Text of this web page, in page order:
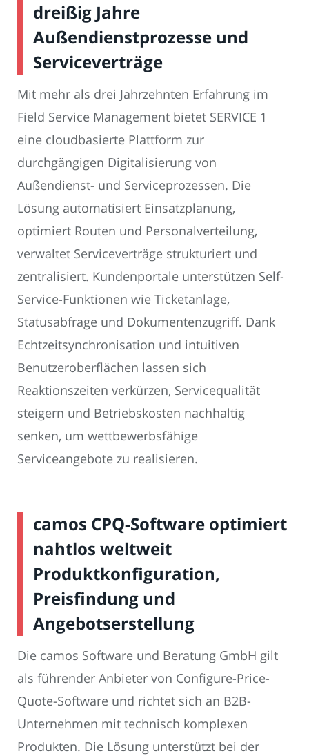
dreißig Jahre
Außendienstprozesse und
Serviceverträge
Mit mehr als drei Jahrzehnten Erfahrung im
Field Service Management bietet SERVICE 1
eine cloudbasierte Plattform zur
durchgängigen Digitalisierung von
Außendienst- und Serviceprozessen. Die
Lösung automatisiert Einsatzplanung,
optimiert Routen und Personalverteilung,
verwaltet Serviceverträge strukturiert und
zentralisiert. Kundenportale unterstützen Self-
Service-Funktionen wie Ticketanlage,
Statusabfrage und Dokumentenzugriff. Dank
Echtzeitsynchronisation und intuitiven
Benutzeroberflächen lassen sich
Reaktionszeiten verkürzen, Servicequalität
steigern und Betriebskosten nachhaltig
senken, um wettbewerbsfähige
Serviceangebote zu realisieren.
camos CPQ-Software optimiert
nahtlos weltweit
Produktkonfiguration,
Preisfindung und
Angebotserstellung
Die camos Software und Beratung GmbH gilt
als führender Anbieter von Configure-Price-
Quote-Software und richtet sich an B2B-
Unternehmen mit technisch komplexen
Produkten. Die Lösung unterstützt bei der